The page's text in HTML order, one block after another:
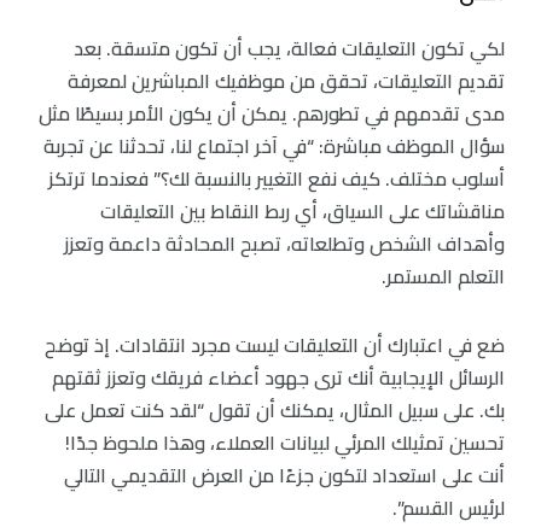
لكي تكون التعليقات فعالة، يجب أن تكون متسقة. بعد
تقديم التعليقات، تحقق من موظفيك المباشرين لمعرفة
مدى تقدمهم في تطورهم. يمكن أن يكون الأمر بسيطًا مثل
سؤال الموظف مباشرة: “في آخر اجتماع لنا، تحدثنا عن تجربة
أسلوب مختلف. كيف نفع التغيير بالنسبة لك؟” فعندما ترتكز
مناقشاتك على السياق، أي ربط النقاط بين التعليقات
وأهداف الشخص وتطلعاته، تصبح المحادثة داعمة وتعزز
التعلم المستمر.
ضع في اعتبارك أن التعليقات ليست مجرد انتقادات. إذ توضح
الرسائل الإيجابية أنك ترى جهود أعضاء فريقك وتعزز ثقتهم
بك. على سبيل المثال، يمكنك أن تقول “لقد كنت تعمل على
تحسين تمثيلك المرئي لبيانات العملاء، وهذا ملحوظ جدًا!
أنت على استعداد لتكون جزءًا من العرض التقديمي التالي
لرئيس القسم”.